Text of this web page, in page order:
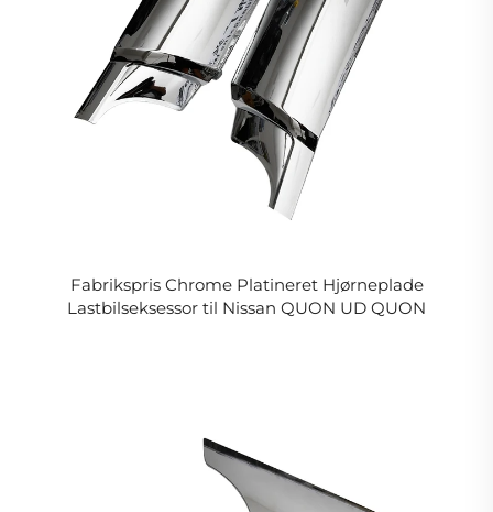
Fabrikspris Chrome Platineret Hjørneplade
Lastbilseksessor til Nissan QUON UD QUON